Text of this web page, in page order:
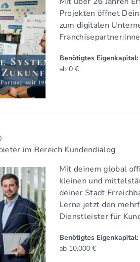
Projekten öffnet
zum digitalen
Benötigtes Eigenkapital:
ab 0 €
im Bereich Kundendialog
Mit deinem global
kleinen und
deiner Stadt
Lerne jetzt den
Dienstleister für
Benötigtes Eigenkapital:
ab 10.000 €